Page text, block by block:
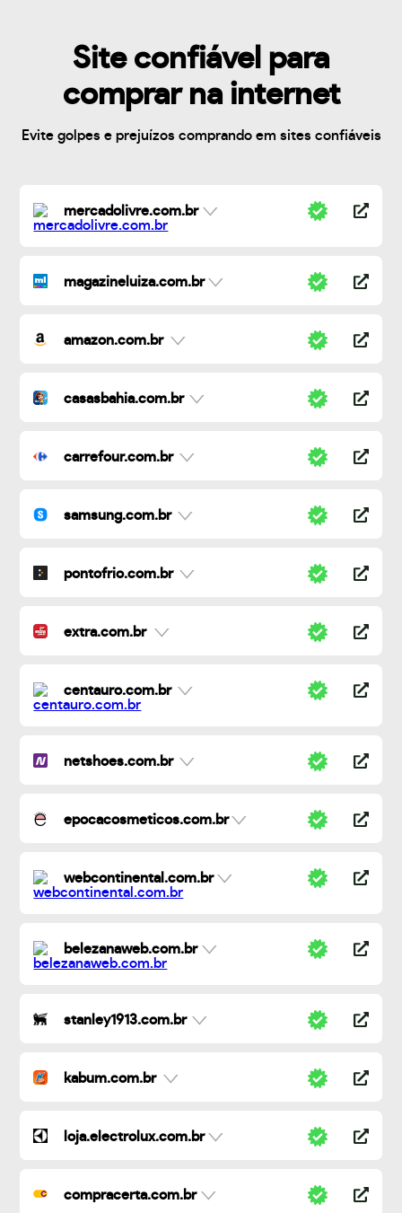
Site confiável para
comprar na internet
Evite golpes e prejuízos comprando em sites confiáveis
mercadolivre.com.br
magazineluiza.com.br
amazon.com.br
casasbahia.com.br
carrefour.com.br
samsung.com.br
pontofrio.com.br
extra.com.br
centauro.com.br
netshoes.com.br
epocacosmeticos.com.br
webcontinental.com.br
belezanaweb.com.br
stanley1913.com.br
kabum.com.br
loja.electrolux.com.br
compracerta.com.br